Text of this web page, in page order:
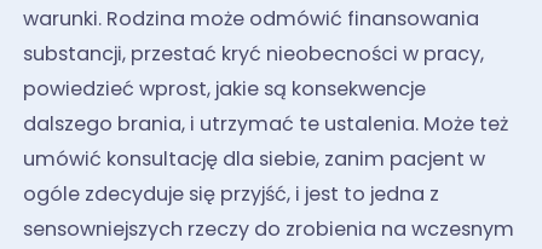
warunki. Rodzina może odmówić finansowania
substancji, przestać kryć nieobecności w pracy,
powiedzieć wprost, jakie są konsekwencje
dalszego brania, i utrzymać te ustalenia. Może też
umówić konsultację dla siebie, zanim pacjent w
ogóle zdecyduje się przyjść, i jest to jedna z
sensowniejszych rzeczy do zrobienia na wczesnym